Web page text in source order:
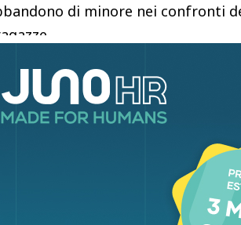
di minore nei confronti
registro degli indagati sarebbe
dal padre delle ragazzine,
sembrano svanite nel nulla. Il
scorsi per sottrazione di